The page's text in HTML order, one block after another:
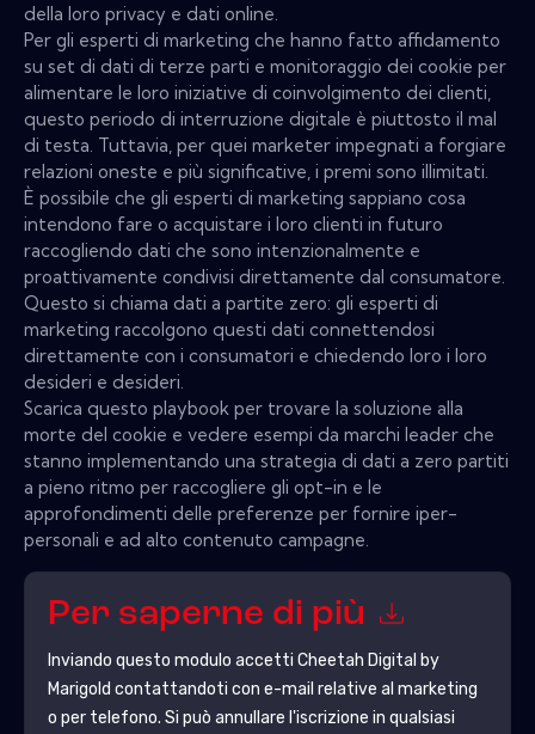
della loro privacy e dati online.
Per gli esperti di marketing che hanno fatto affidamento
su set di dati di terze parti e monitoraggio dei cookie per
alimentare le loro iniziative di coinvolgimento dei clienti,
questo periodo di interruzione digitale è piuttosto il mal
di testa. Tuttavia, per quei marketer impegnati a forgiare
relazioni oneste e più significative, i premi sono illimitati.
È possibile che gli esperti di marketing sappiano cosa
intendono fare o acquistare i loro clienti in futuro
raccogliendo dati che sono intenzionalmente e
proattivamente condivisi direttamente dal consumatore.
Questo si chiama dati a partite zero: gli esperti di
marketing raccolgono questi dati connettendosi
direttamente con i consumatori e chiedendo loro i loro
desideri e desideri.
Scarica questo playbook per trovare la soluzione alla
morte del cookie e vedere esempi da marchi leader che
stanno implementando una strategia di dati a zero partiti
a pieno ritmo per raccogliere gli opt-in e le
approfondimenti delle preferenze per fornire iper-
personali e ad alto contenuto campagne.
Per saperne di più
Inviando questo modulo accetti Cheetah Digital by
Marigold contattandoti con e-mail relative al marketing
o per telefono. Si può annullare l'iscrizione in qualsiasi